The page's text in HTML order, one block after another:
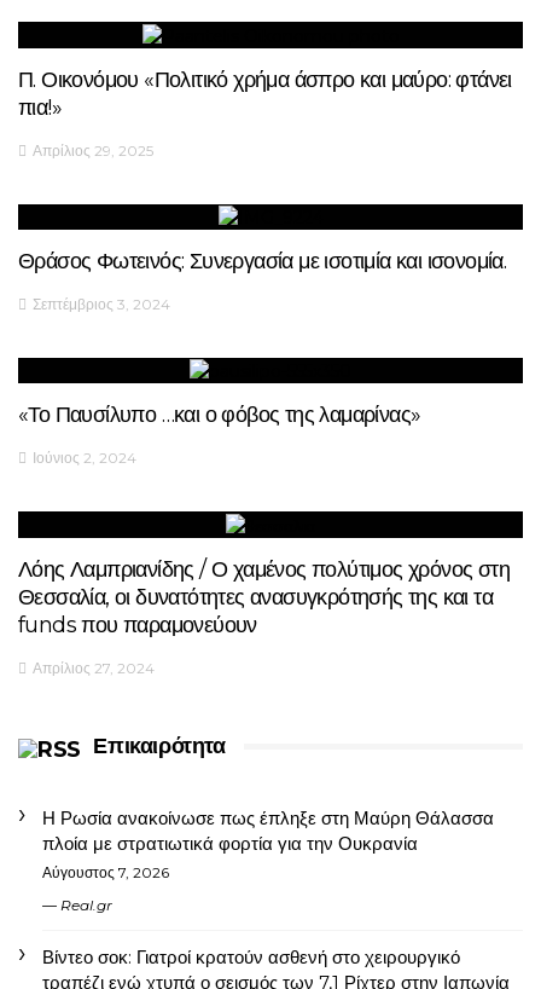
Π. Οικονόμου «Πολιτικό χρήμα άσπρο και μαύρο: φτάνει
πια!»
Απρίλιος 29, 2025
Θράσος Φωτεινός: Συνεργασία με ισοτιμία και ισονομία.
Σεπτέμβριος 3, 2024
«Το Παυσίλυπο …και ο φόβος της λαμαρίνας»
Ιούνιος 2, 2024
Λόης Λαμπριανίδης / Ο χαμένος πολύτιμος χρόνος στη
Θεσσαλία, οι δυνατότητες ανασυγκρότησής της και τα
funds που παραμονεύουν
Απρίλιος 27, 2024
Επικαιρότητα
Η Ρωσία ανακοίνωσε πως έπληξε στη Μαύρη Θάλασσα
πλοία με στρατιωτικά φορτία για την Ουκρανία
Αύγουστος 7, 2026
Real.gr
Βίντεο σοκ: Γιατροί κρατούν ασθενή στο χειρουργικό
τραπέζι ενώ χτυπά ο σεισμός των 7,1 Ρίχτερ στην Ιαπωνία